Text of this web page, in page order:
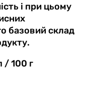
і при цьому
базовий склад
/ 100 г